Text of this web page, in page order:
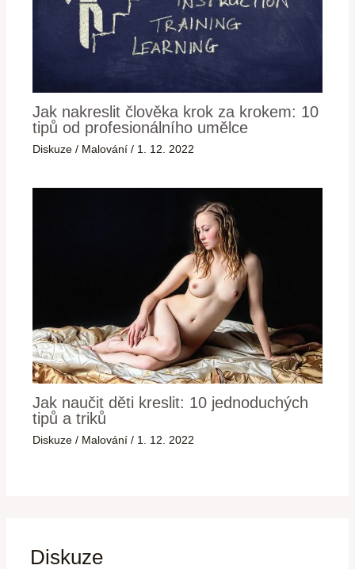
Jak nakreslit člověka krok za krokem: 10
tipů od profesionálního umělce
Diskuze / Malování / 1. 12. 2022
Jak naučit děti kreslit: 10 jednoduchých
tipů a triků
Diskuze / Malování / 1. 12. 2022
Diskuze